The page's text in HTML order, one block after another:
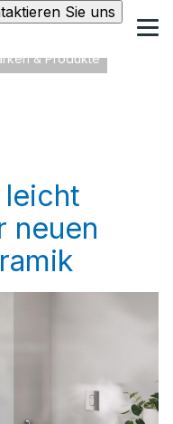
Sie uns
& Produkte
leicht
neuen